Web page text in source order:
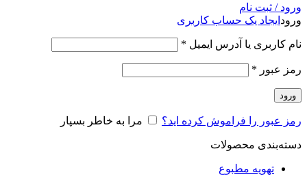
ورود / ثبت نام
ورود ایجاد یک حساب کاربری
نام کاربری یا آدرس ایمیل *
رمز عبور *
ورود
رمز عبور را فراموش کرده اید؟ مرا به خاطر بسپار
دسته‌بندی محصولات
تهویه مطبوع